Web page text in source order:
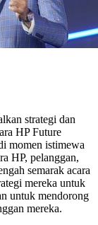
strategi dan
HP Future
momen istimewa
HP, pelanggan,
semarak acara
mereka untuk
untuk mendorong
mereka.